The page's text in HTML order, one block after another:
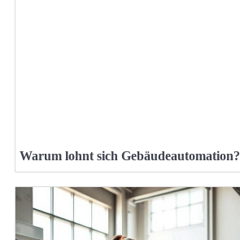
Warum lohnt sich Gebäudeautomation?